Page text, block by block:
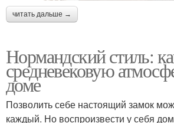
читать дальше →
Нормандский стиль:
средневековую
доме
Позволить себе настоящий замок
каждый. Но воспроизвести у себя